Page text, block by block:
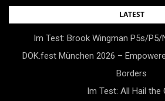
Skip
LATEST
Im Test: Brook Wingman P5s/P5/
DOK.fest München 2026 –
Borders
Im Test: All Hail the